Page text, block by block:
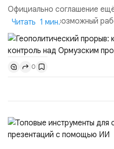
Официально соглашение
пункты — это возможный
скорее всего будут
тезисы и последствия
доли контроля (75 на 25).
контролировали пролив на
50/50. Стало: Новое
Читать 1 мин.
0